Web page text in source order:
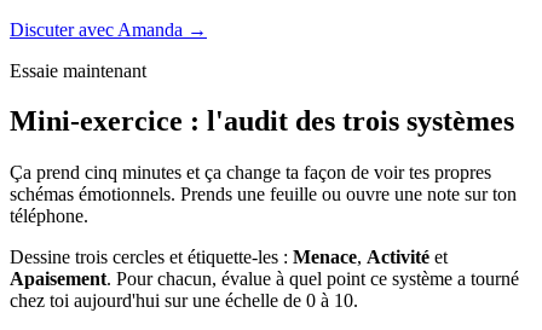
Discuter avec Amanda →
Essaie maintenant
Mini-exercice : l'audit des trois systèmes
Ça prend cinq minutes et ça change ta façon de voir tes propres
schémas émotionnels. Prends une feuille ou ouvre une note sur ton
téléphone.
Dessine trois cercles et étiquette-les : Menace, Activité et
Apaisement. Pour chacun, évalue à quel point ce système a tourné
chez toi aujourd'hui sur une échelle de 0 à 10.